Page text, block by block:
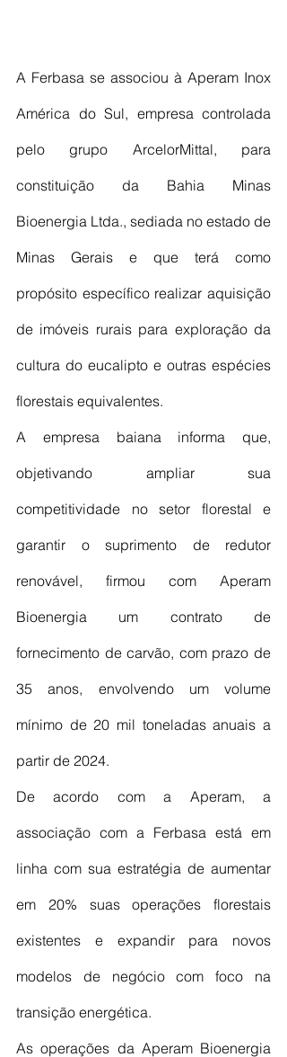
A Ferbasa se associou à Aperam Inox
América do Sul, empresa controlada
pelo grupo ArcelorMittal, para
constituição da Bahia Minas
Bioenergia Ltda., sediada no estado de
Minas Gerais e que terá como
propósito específico realizar aquisição
de imóveis rurais para exploração da
cultura do eucalipto e outras espécies
florestais equivalentes.
A empresa baiana informa que,
objetivando ampliar sua
competitividade no setor florestal e
garantir o suprimento de redutor
renovável, firmou com Aperam
Bioenergia um contrato de
fornecimento de carvão, com prazo de
35 anos, envolvendo um volume
mínimo de 20 mil toneladas anuais a
partir de 2024.
De acordo com a Aperam, a
associação com a Ferbasa está em
linha com sua estratégia de aumentar
em 20% suas operações florestais
existentes e expandir para novos
modelos de negócio com foco na
transição energética.
As operações da Aperam Bioenergia